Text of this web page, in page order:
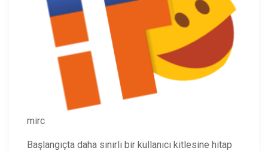
mirc
Başlangıçta daha sınırlı bir kullanıcı kitlesine hitap